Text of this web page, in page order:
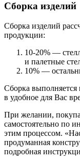
Сборка изделий
Сборка изделий
продукции:
10-20% —
и палетные
10% —
Сборка выполняется
в удобное для Вас
При желании,
самостоятельно по
этим процессом.
продуманная
подробная